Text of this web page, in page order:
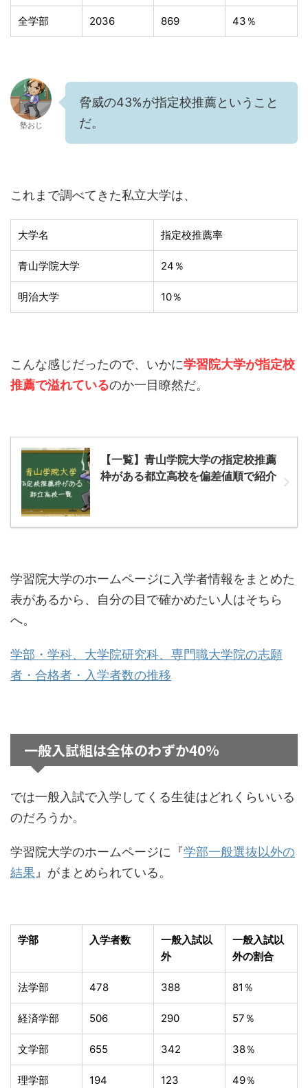
全学部 2036 869 43％
塾おじ
脅威の43%が指定校推薦ということ
だ。
これまで調べてきた私立大学は、
大学名 指定校推薦率
青山学院大学 24％
明治大学 10％
こんな感じだったので、いかに学習院大学が指定校
推薦で溢れているのか一目瞭然だ。
【一覧】青山学院大学の指定校推薦
枠がある都立高校を偏差値順で紹介
学習院大学のホームページに入学者情報をまとめた
表があるから、自分の目で確かめたい人はそちら
へ。
学部・学科、大学院研究科、専門職大学院の志願
者・合格者・入学者数の推移
一般入試組は全体のわずか40％
では一般入試で入学してくる生徒はどれくらいいる
のだろうか。
学習院大学のホームページに『学部一般選抜以外の
結果』がまとめられている。
学部 入学者数
一般入試以
外
一般入試以
外の割合
法学部 478 388 81％
経済学部 506 290 57％
文学部 655 342 38％
理学部 194 123 49％